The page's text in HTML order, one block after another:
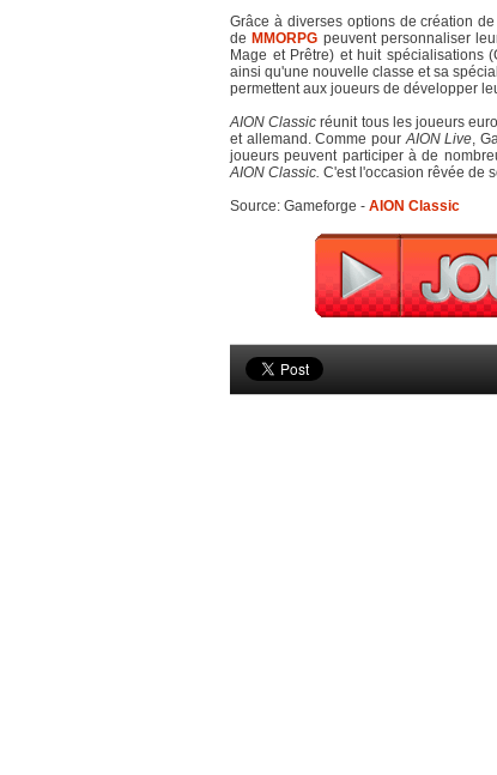
Grâce à diverses options de création
de MMORPG peuvent personnaliser
Mage et Prêtre) et huit spécialisations
ainsi qu'une nouvelle classe et sa
permettent aux joueurs de développer
AION Classic réunit tous les joueurs
et allemand. Comme pourAION Live,
joueurs peuvent participer à de
AION Classic. C'est l'occasion rêvée de
Source: Gameforge - AION Classic